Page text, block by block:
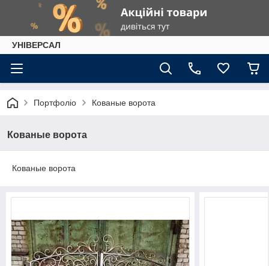
УНІВЕРСАЛ
Портфоліо Кованые ворота
Кованые ворота
Кованые ворота